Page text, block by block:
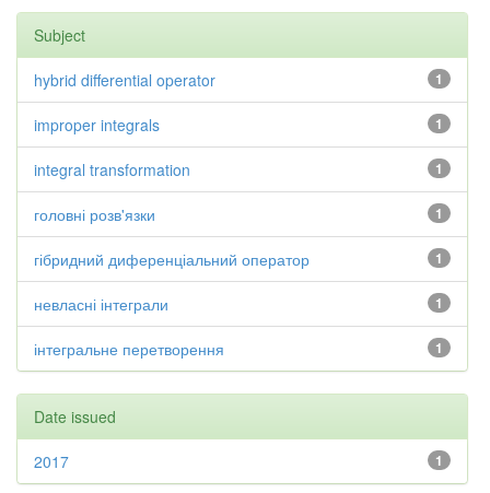
Subject
1
hybrid differential operator
1
improper integrals
1
integral transformation
1
головні розв'язки
1
гібридний диференціальний оператор
1
невласні інтеграли
1
інтегральне перетворення
Date issued
1
2017